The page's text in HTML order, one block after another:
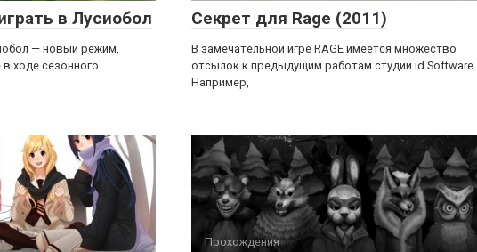
в Лусиобол
— новый режим,
ходе сезонного
Секрет для Rage (2011)
В замечательной игре RAGE имеется множество
отсылок к предыдущим работам студии id Software.
Например,
Прохождения